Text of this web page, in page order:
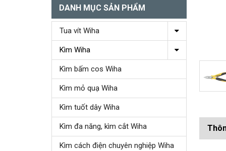
DANH MỤC SẢN PHẨM
Tua vít Wiha
Kìm Wiha
Kìm bấm cos Wiha
Kìm mỏ quạ Wiha
Kìm tuốt dây Wiha
Kìm đa năng, kìm cắt Wiha
Kìm cách điện chuyên nghiệp Wiha